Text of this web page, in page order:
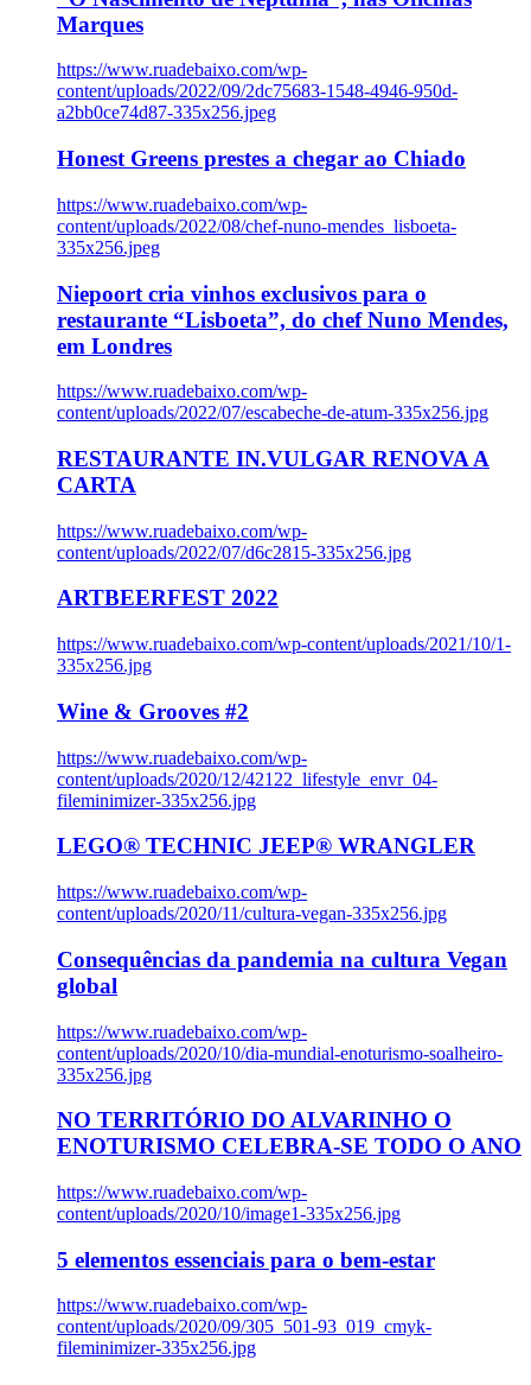
Marques
https://www.ruadebaixo.com/wp-
content/uploads/2022/09/2dc75683-1548-4946-950d-
a2bb0ce74d87-335x256.jpeg
Honest Greens prestes a chegar ao Chiado
https://www.ruadebaixo.com/wp-
content/uploads/2022/08/chef-nuno-mendes_lisboeta-
335x256.jpeg
Niepoort cria vinhos exclusivos para o
restaurante “Lisboeta”, do chef Nuno Mendes,
em Londres
https://www.ruadebaixo.com/wp-
content/uploads/2022/07/escabeche-de-atum-335x256.jpg
RESTAURANTE IN.VULGAR RENOVA A
CARTA
https://www.ruadebaixo.com/wp-
content/uploads/2022/07/d6c2815-335x256.jpg
ARTBEERFEST 2022
https://www.ruadebaixo.com/wp-content/uploads/2021/10/1-
335x256.jpg
Wine & Grooves #2
https://www.ruadebaixo.com/wp-
content/uploads/2020/12/42122_lifestyle_envr_04-
fileminimizer-335x256.jpg
LEGO® TECHNIC JEEP® WRANGLER
https://www.ruadebaixo.com/wp-
content/uploads/2020/11/cultura-vegan-335x256.jpg
Consequências da pandemia na cultura Vegan
global
https://www.ruadebaixo.com/wp-
content/uploads/2020/10/dia-mundial-enoturismo-soalheiro-
335x256.jpg
NO TERRITÓRIO DO ALVARINHO O
ENOTURISMO CELEBRA-SE TODO O ANO
https://www.ruadebaixo.com/wp-
content/uploads/2020/10/image1-335x256.jpg
5 elementos essenciais para o bem-estar
https://www.ruadebaixo.com/wp-
content/uploads/2020/09/305_501-93_019_cmyk-
fileminimizer-335x256.jpg